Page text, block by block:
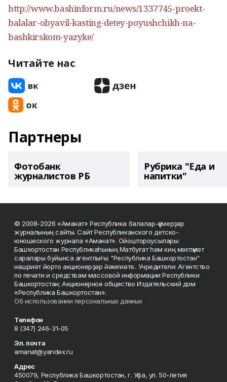
http://www.bashinform.ru/news/1337745-proekt-
balalar-obyavil-kasting-detey-poyushchikh-na-
bashkirskom-yazyke/
Читайте нас
Партнеры
Фотобанк
журналистов РБ
Рубрика "Еда и
напитки"
© 2008-2026 «Аманат» Республика балалар-үҫмерҙәр
журналының сайты. Сайт Республиканского детско-
юношеского журнала «Аманат». Ойоштороусылары:
Башҡортостан Республикаһының Матбуғат һәм киң мәғлүмәт
саралары буйынса агентлығы; "Республика Башкортостан"
нәшриәт йорто акционерҙар йәмғиәте.. Учредители: Агентство
по печати и средствам массовой информации Республики
Башкортостан; Акционерное общество Издательский дом
«Республика Башкортостан».
Об использовании персональных данных
Телефон
8 (347) 246-31-05
Эл. почта
amanat@yandex.ru
Адрес
450079, Республика Башкортостан, г. Уфа, ул. 50-летия